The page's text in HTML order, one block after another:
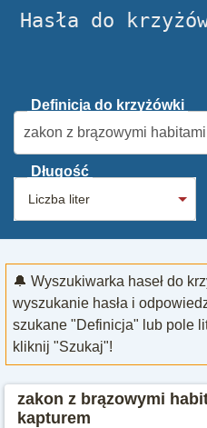
Hasła do
Definicja do krzyżówki
Długość
🔔 Wyszukiwarka haseł do
wyszukanie hasła i
szukane "Definicja" lub pole
kliknij "Szukaj"!
zakon z brązowymi
kapturem